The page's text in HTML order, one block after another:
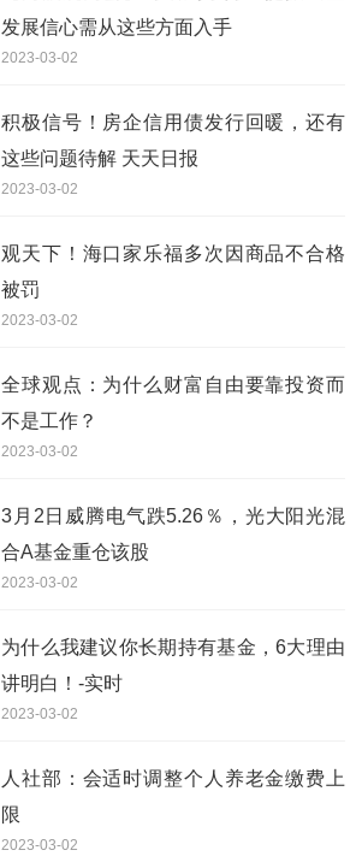
发展信心需从这些方面入手
2023-03-02
积极信号！房企信用债发行回暖，还有
这些问题待解 天天日报
2023-03-02
观天下！海口家乐福多次因商品不合格
被罚
2023-03-02
全球观点：为什么财富自由要靠投资而
不是工作？
2023-03-02
3月2日威腾电气跌5.26％，光大阳光混
合A基金重仓该股
2023-03-02
为什么我建议你长期持有基金，6大理由
讲明白！-实时
2023-03-02
人社部：会适时调整个人养老金缴费上
限
2023-03-02